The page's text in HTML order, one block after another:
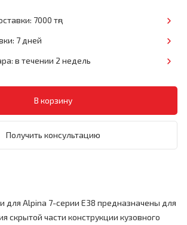
7000 тңг
7 дней
в течении 2 недель
Получить консультацию
для Alpina 7-серии E38 предназначены для
скрытой части конструкции кузовного